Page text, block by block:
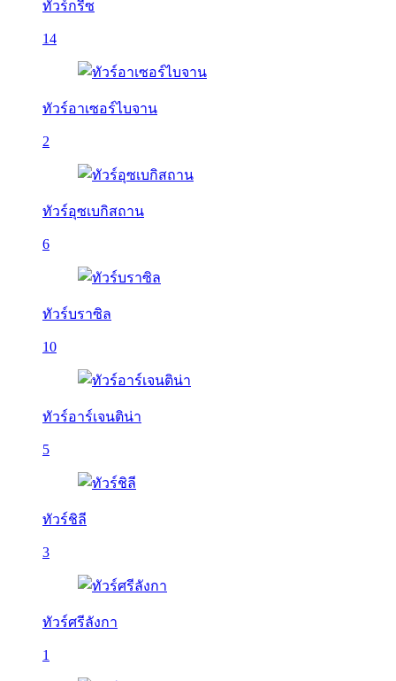
ทัวร์กรีซ
14
ทัวร์อาเซอร์ไบจาน
2
ทัวร์อุซเบกิสถาน
6
ทัวร์บราซิล
10
ทัวร์อาร์เจนติน่า
5
ทัวร์ชิลี
3
ทัวร์ศรีลังกา
1